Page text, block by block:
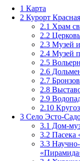
1 Карта
2 Курорт
2.1 Храм
2.2
2.3 Музей
2.4 Музей
2.5
2.6
2.7
2.8
2.9
2.10
3 Село Эсто-
3.1 Дом-
3.2 Пасека
3.3